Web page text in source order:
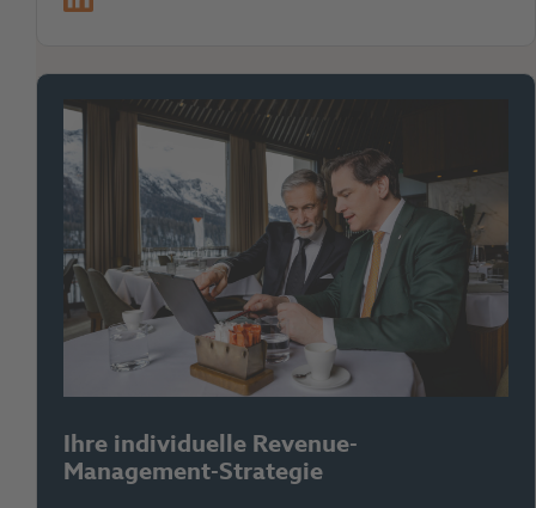
Ihre individuelle Revenue-
Management-Strategie